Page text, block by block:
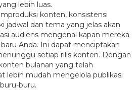
lebih luas.
konten, konsistensi
jadwal dan tema yang jelas akan
audiens mengenai kapan mereka
Anda. Ini dapat menciptakan
setiap rilis konten. Dengan
bulanan yang telah
lebih mudah mengelola publikasi
buru.